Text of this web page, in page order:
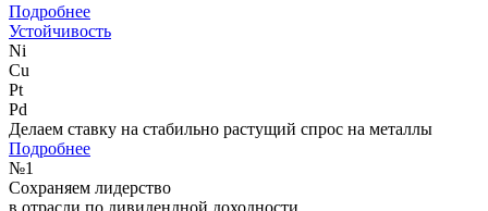
Подробнее
Устойчивость
Ni
Cu
Pt
Pd
Делаем ставку на стабильно растущий спрос на металлы
Подробнее
№1
Сохраняем лидерство
в отрасли по дивидендной доходности